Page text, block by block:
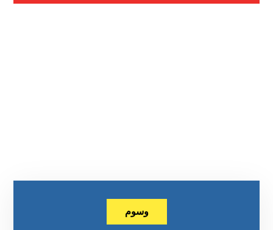
وسوم